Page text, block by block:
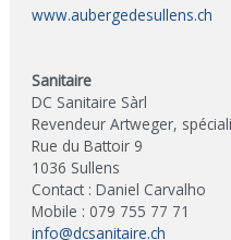
www.aubergedesullens.ch
Sanitaire
DC Sanitaire Sàrl
Revendeur Artweger,
Rue du Battoir 9
1036 Sullens
Contact : Daniel Carvalho
Mobile : 079 755 77 71
info@dcsanitaire.ch